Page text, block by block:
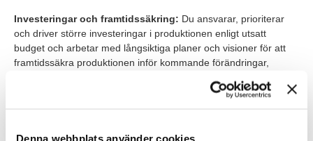
Denna webbplats använder cookies
Investeringar och framtidssäkring: Du ansvarar, prioriterar
och driver större investeringar i produktionen enligt utsatt
budget och arbetar med långsiktiga planer och visioner för att
framtidssäkra produktionen inför kommande förändringar,
Rollen är placerad i Järfälla och är en heltidstjänst med start så